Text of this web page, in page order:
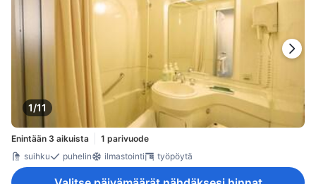
1/11
Enintään 3 aikuista
1 parivuode
suihku
puhelin ilmastointi työpöytä